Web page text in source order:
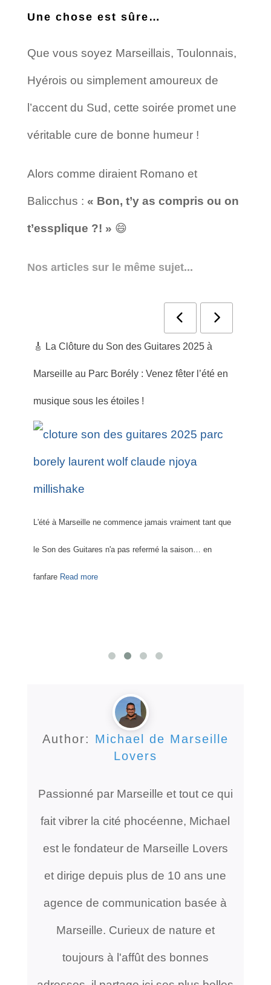
Une chose est sûre…
Que vous soyez Marseillais, Toulonnais,
Hyérois ou simplement amoureux de
l’accent du Sud, cette soirée promet une
véritable cure de bonne humeur !
Alors comme diraient Romano et
Balicchus : « Bon, t’y as compris ou on
t’essplique ?! » 😄
Nos articles sur le même sujet...
🎸 La Clôture du Son des Guitares 2025 à
Marseille au Parc Borély : Venez fêter l’été en
musique sous les étoiles !
L'été à Marseille ne commence jamais vraiment tant que
le Son des Guitares n'a pas refermé la saison… en
fanfare Read more
Author: Michael de Marseille
Lovers
Passionné par Marseille et tout ce qui
fait vibrer la cité phocéenne, Michael
est le fondateur de Marseille Lovers
et dirige depuis plus de 10 ans une
agence de communication basée à
Marseille. Curieux de nature et
toujours à l'affût des bonnes